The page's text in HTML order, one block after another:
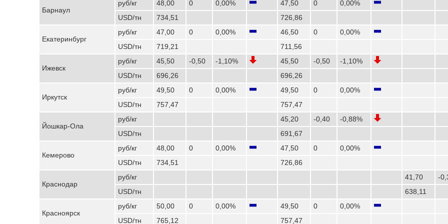
Барнаул
руб/кг 48,00 0 0,00% 47,50 0
0,00%
USD/тн
734,51 726,86
Екатеринбург
руб/кг 47,00 0 0,00% 46,50 0
0,00%
USD/тн
719,21 711,56
Ижевск
руб/кг 45,50 -0,50 -1,10% 45,50 -0,50
-1,10%
USD/тн
696,26 696,26
Иркутск
руб/кг 49,50 0 0,00% 49,50 0
0,00%
USD/тн
757,47 757,47
Йошкар-Ола
руб/кг 45,20 -0,40
-0,88%
USD/тн
691,67
Кемерово
руб/кг 48,00 0 0,00% 47,50 0
0,00%
USD/тн
734,51 726,86
Краснодар
руб/кг 41,70 -
USD/тн
638,11
Красноярск
руб/кг 50,00 0 0,00% 49,50 0
0,00%
USD/тн
765,12 757,47